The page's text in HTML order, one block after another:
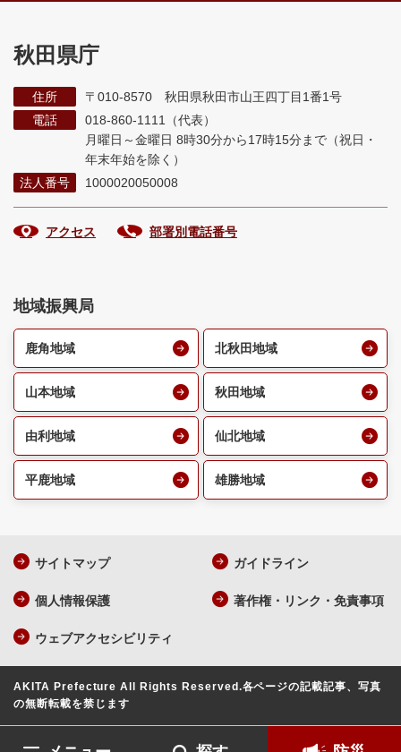
秋田県庁
住所
〒010-8570 秋田県秋田市山王四丁目1番1号
電話
018-860-1111（代表）
月曜日～金曜日 8時30分から17時15分まで （祝日・
年末年始を除く）
法人番号
1000020050008
アクセス 部署別電話番号
地域振興局
鹿角地域 北秋田地域
山本地域 秋田地域
由利地域 仙北地域
平鹿地域 雄勝地域
サイトマップ ガイドライン
個人情報保護 著作権・リンク・免責事項
ウェブアクセシビリティ
AKITA Prefecture All Rights Reserved.各ページの記載記事、写真
の無断転載を禁じます